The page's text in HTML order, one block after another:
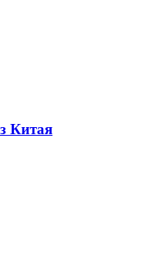
Китая